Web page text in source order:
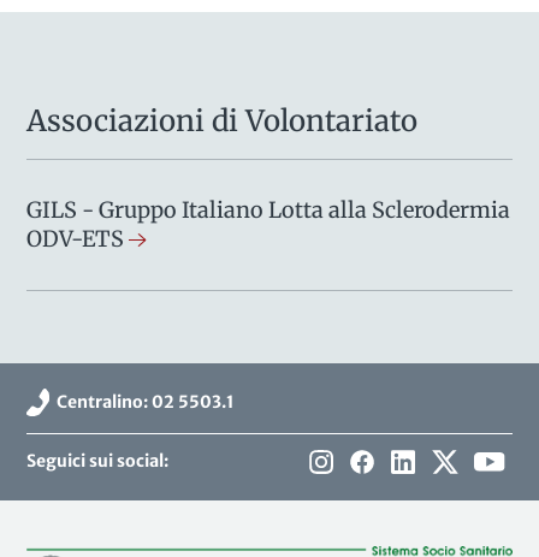
Associazioni di Volontariato
GILS - Gruppo Italiano Lotta alla Sclerodermia
ODV-ETS
Centralino: 02 5503.1
Seguici sui social: